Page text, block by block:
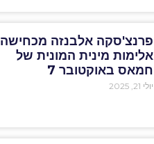
פרנצ'סקה אלבנזה מכחישה
אלימות מינית המונית של
חמאס באוקטובר 7
יולי 21, 2025